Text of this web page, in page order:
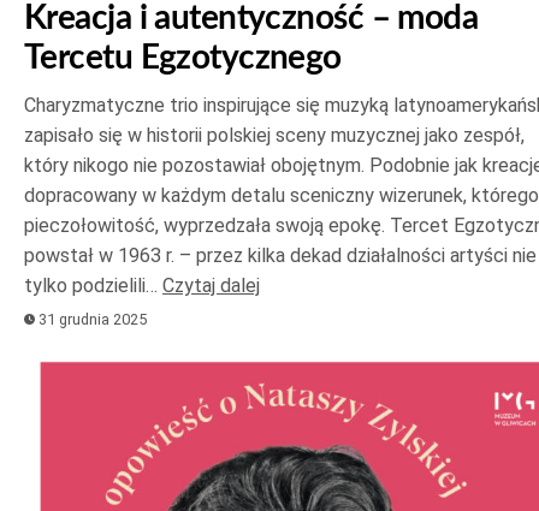
Kreacja i autentyczność – moda
Tercetu Egzotycznego
Charyzmatyczne trio inspirujące się muzyką
zapisało się w historii polskiej sceny muzycznej jako zespół,
który nikogo nie pozostawiał obojętnym. Podobnie jak
dopracowany w każdym detalu sceniczny wizerunek, którego
pieczołowitość, wyprzedzała swoją epokę. Tercet
powstał w 1963 r. – przez kilka dekad działalności artyści nie
tylko podzielili… Czytaj dalej
31 grudnia 2025
Odtwarzacz